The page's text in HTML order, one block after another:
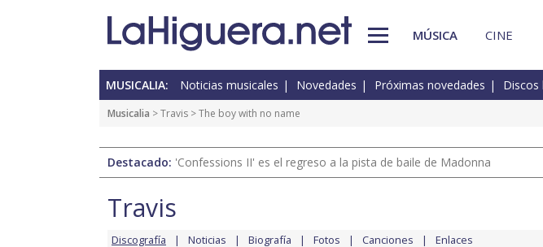
MÚSICA CINE
MUSICALIA: Noticias musicales Novedades Próximas novedades Discos
Musicalia >Travis > The boy with no name
Destacado: 'Confessions II' es el regreso a la pista de baile de Madonna
Travis
Discografía Noticias Biografía Fotos Canciones Enlaces